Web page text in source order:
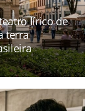
lírico de
terra